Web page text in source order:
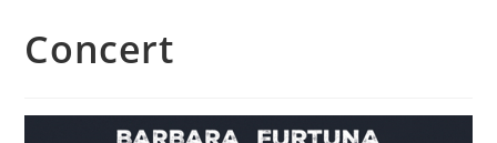
Concert